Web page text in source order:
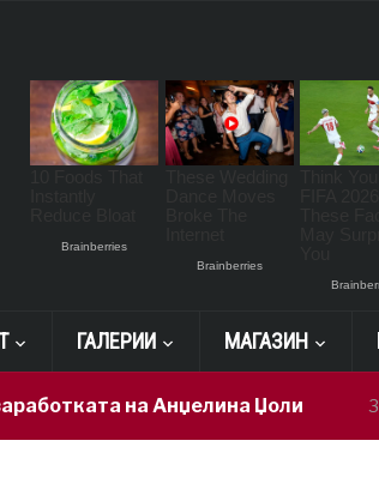
ГАЛЕРИИ МАГАЗИН
на Анџелина Џоли 3 hours ago